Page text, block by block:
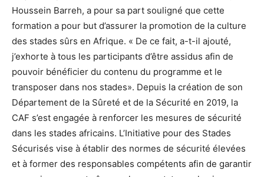
Houssein Barreh, a pour sa part souligné que cette
formation a pour but d’assurer la promotion de la culture
des stades sûrs en Afrique. « De ce fait, a-t-il ajouté,
j’exhorte à tous les participants d’être assidus afin de
pouvoir bénéficier du contenu du programme et le
transposer dans nos stades». Depuis la création de son
Département de la Sûreté et de la Sécurité en 2019, la
CAF s’est engagée à renforcer les mesures de sécurité
dans les stades africains. L’Initiative pour des Stades
Sécurisés vise à établir des normes de sécurité élevées
et à former des responsables compétents afin de garantir